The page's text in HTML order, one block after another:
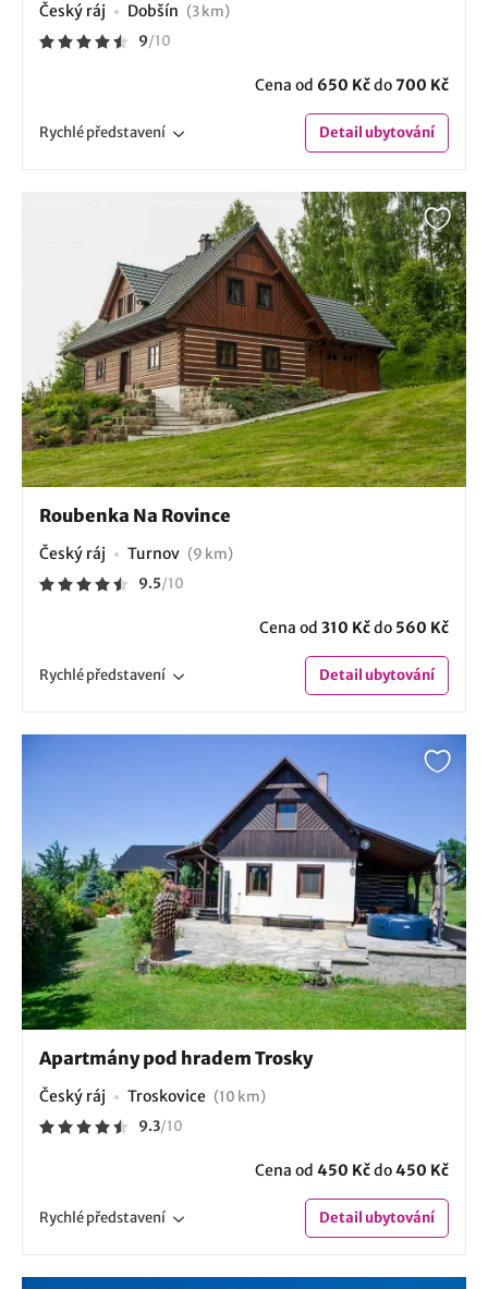
Český ráj Dobšín (3 km)
9/10
Cena od 650 Kčdo700 Kč
Rychlépředstavení Detailubytování
Roubenka Na Rovince
Český ráj Turnov (9 km)
9.5/10
Cena od 310 Kčdo 560 Kč
Rychlépředstavení Detailubytování
Apartmány pod hradem Trosky
Český ráj Troskovice (10 km)
9.3/10
Cena od 450 Kčdo450 Kč
Rychlépředstavení Detailubytování